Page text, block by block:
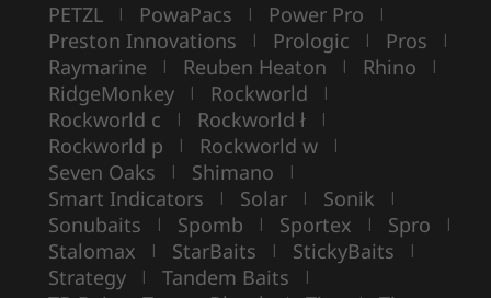
PETZL | PowaPacs | Power Pro |
Preston Innovations | Prologic | Pros |
Raymarine | Reuben Heaton | Rhino |
RidgeMonkey | Rockworld |
Rockworld c | Rockworld ł |
Rockworld p | Rockworld w |
Seven Oaks | Shimano |
Smart Indicators | Solar | Sonik |
Sonubaits | Spomb | Sportex | Spro |
Stalomax | StarBaits | StickyBaits |
Strategy | Tandem Baits |